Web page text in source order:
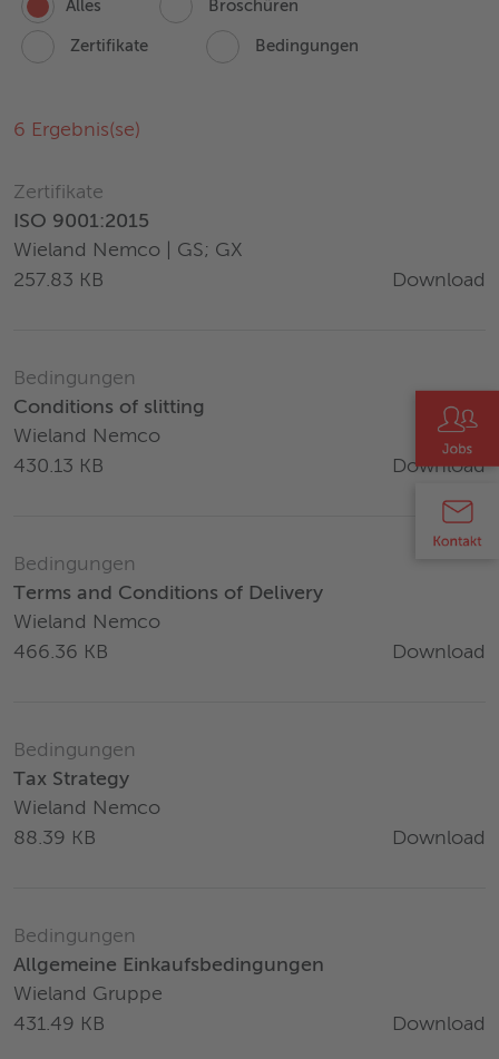
Alles Broschüren
Zertifikate Bedingungen
6 Ergebnis(se)
Zertifikate
ISO 9001:2015
Wieland Nemco | GS; GX
257.83 KB
Download
Bedingungen
Conditions of slitting
Wieland Nemco
430.13 KB
Download
Bedingungen
Terms and Conditions of Delivery
Wieland Nemco
466.36 KB
Download
Bedingungen
Tax Strategy
Wieland Nemco
88.39 KB
Download
Bedingungen
Allgemeine Einkaufsbedingungen
Wieland Gruppe
431.49 KB
Download